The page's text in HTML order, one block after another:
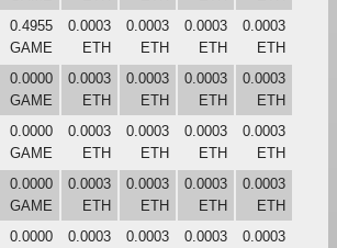
0.4955
GAME
0.0003
ETH
0.0003
ETH
0.0003
ETH
0.0003
ETH
0.0000
GAME
0.0003
ETH
0.0003
ETH
0.0003
ETH
0.0003
ETH
0.0000
GAME
0.0003
ETH
0.0003
ETH
0.0003
ETH
0.0003
ETH
0.0000
GAME
0.0003
ETH
0.0003
ETH
0.0003
ETH
0.0003
ETH
0.0000
0.0003
0.0003
0.0003
0.0003